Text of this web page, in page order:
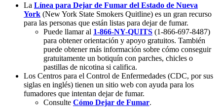
La Línea para Dejar de Fumar del Estado de Nueva
York (New York State Smokers Quitline) es un gran recurso
para las personas que están listas para dejar de fumar.
Puede llamar al 1-866-NY-QUITS (1-866-697-8487)
para obtener orientación y apoyo gratuitos. También
puede obtener más información sobre cómo conseguir
gratuitamente un botiquín con parches, chicles o
pastillas de nicotina si califica.
Los Centros para el Control de Enfermedades (CDC, por sus
siglas en inglés) tienen un sitio web con ayuda para los
fumadores que intentan dejar de fumar.
Consulte Cómo Dejar de Fumar.